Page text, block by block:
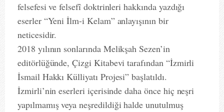
felsefesi ve felsefî doktrinleri hakkında yazdığı
eserler “Yeni İlm-i Kelam” anlayışının bir
neticesidir.
2018 yılının sonlarında Melikşah Sezen’in
editörlüğünde, Çizgi Kitabevi tarafından “İzmirli
İsmail Hakkı Külliyatı Projesi” başlatıldı.
İzmirli’nin eserleri içerisinde daha önce hiç neşri
yapılmamış veya neşredildiği halde unutulmuş